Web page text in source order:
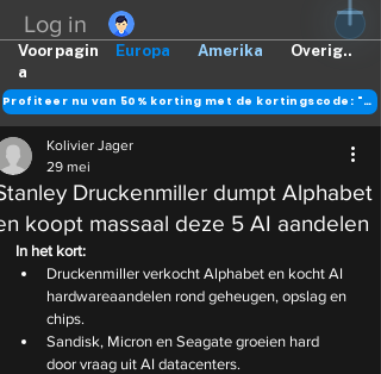
Log in
Europa Amerika Overig..
Voorpagin
a
Profiteer nu van 50% korting met de kortingscode: "DANK"
Druckenmiller dumpt Alphabet
koopt massaal deze 5 AI aandelen
Kolivier Jager
29 mei
In het kort:
Druckenmiller verkocht Alphabet en kocht AI
hardwareaandelen rond geheugen, opslag en
chips.
Sandisk, Micron en Seagate groeien hard
door vraag uit AI datacenters.